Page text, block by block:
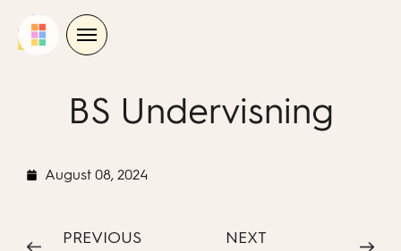
BS Undervisning
August 08, 2024
PREVIOUS
NEXT